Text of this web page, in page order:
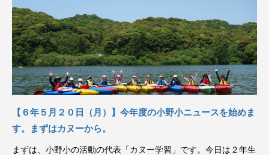
【６年５月２０日（月）】今年度の小野小ニュースを始めま
す。まずはカヌーから。
まずは、小野小の活動の代表「カヌー学習」です。今日は２年生